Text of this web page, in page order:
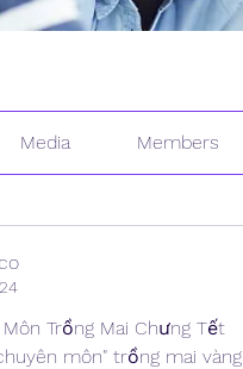
Media Members
Trồng Mai Chưng Tết
môn" trồng mai